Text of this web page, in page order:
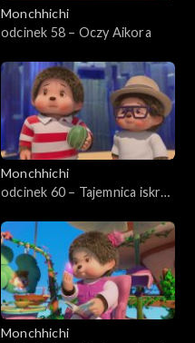
Monchhichi
odcinek 58 – Oczy Aikora
Monchhichi
odcinek 60 – Tajemnica iskro-
Monchhichi